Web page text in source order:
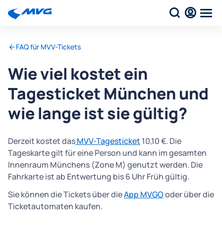
FAQ für MVV-Tickets
Wie viel kostet ein
Tagesticket München und
wie lange ist sie gültig?
Derzeit kostet dasMVV-Tagesticket 10,10 €. Die
Tageskarte gilt für eine Person und kann im gesamten
Innenraum Münchens (Zone M) genutzt werden. Die
Fahrkarte ist ab Entwertung bis 6 Uhr Früh gültig.
Sie können die Tickets über dieApp MVGOoder über die
Ticketautomaten kaufen.